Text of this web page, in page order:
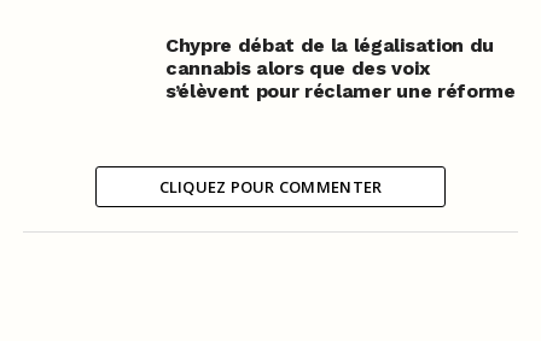
Chypre débat de la légalisation du
cannabis alors que des voix
s’élèvent pour réclamer une réforme
CLIQUEZ POUR COMMENTER